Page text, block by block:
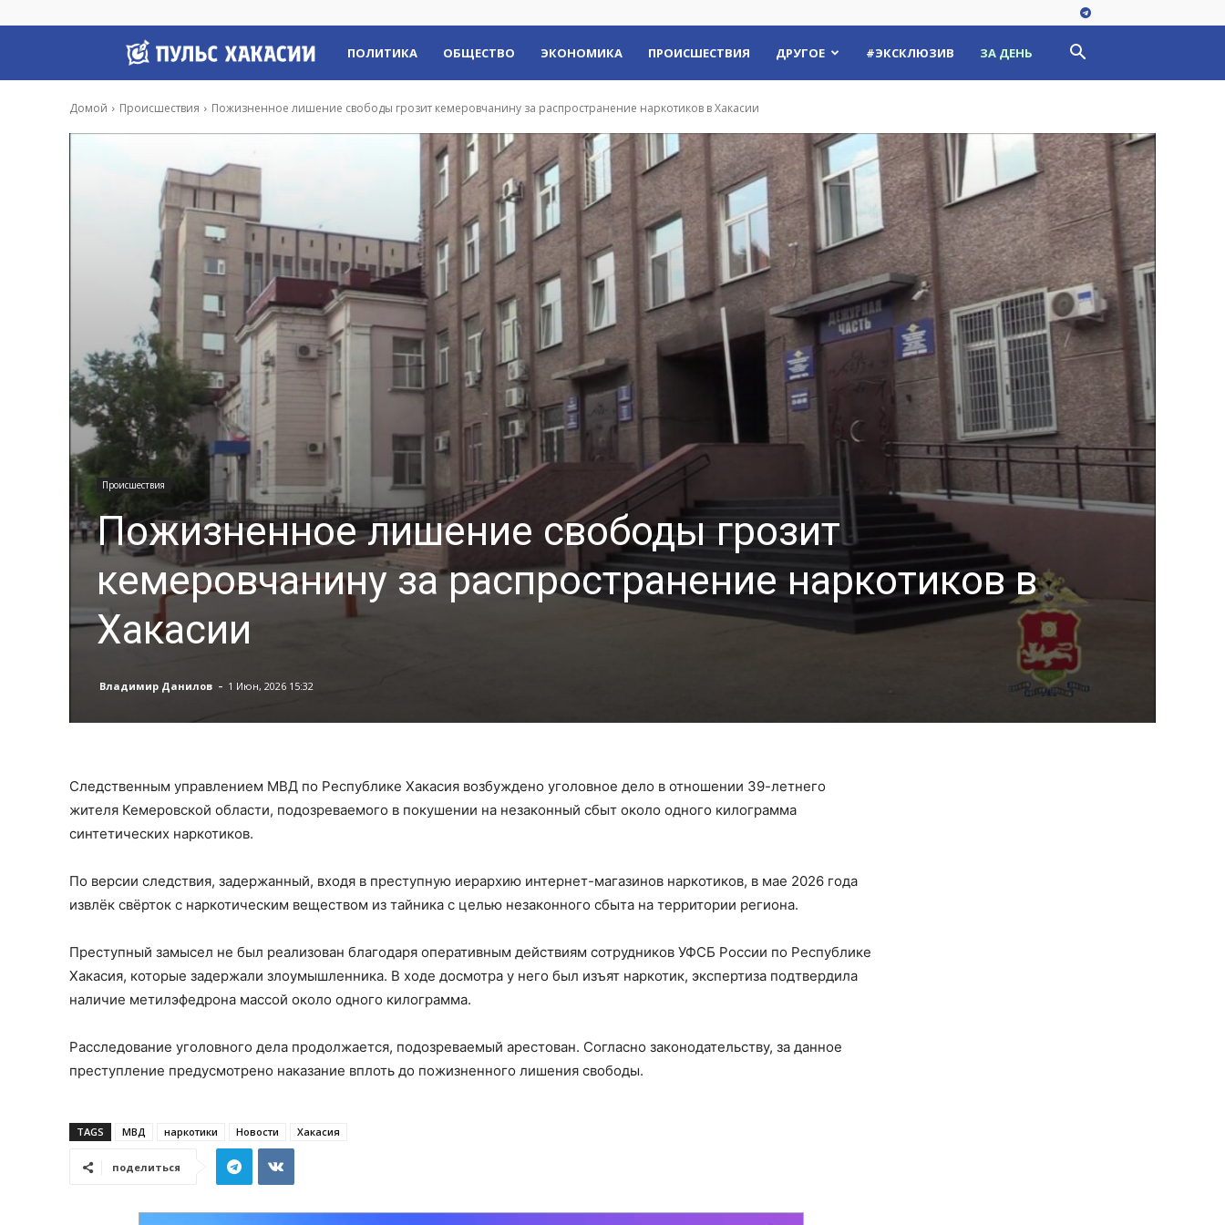
Пульс
Хакасии
ПОЛИТИКА ОБЩЕСТВО ЭКОНОМИКА ПРОИСШЕСТВИЯ ДРУГОЕ #ЭКСКЛЮЗИВ ЗА ДЕНЬ
Домой Происшествия Пожизненное лишение свободы грозит кемеровчанину за распространение наркотиков в Хакасии
Происшествия
Пожизненное лишение свободы грозит
кемеровчанину за распространение наркотиков в
Хакасии
Владимир Данилов - 1 Июн, 2026 15:32
Следственным управлением МВД по Республике Хакасия возбуждено уголовное дело в отношении 39-летнего
жителя Кемеровской области, подозреваемого в покушении на незаконный сбыт около одного килограмма
синтетических наркотиков.
По версии следствия, задержанный, входя в преступную иерархию интернет-магазинов наркотиков, в мае 2026 года
извлёк свёрток с наркотическим веществом из тайника с целью незаконного сбыта на территории региона.
Преступный замысел не был реализован благодаря оперативным действиям сотрудников УФСБ России по Республике
Хакасия, которые задержали злоумышленника. В ходе досмотра у него был изъят наркотик, экспертиза подтвердила
наличие метилэфедрона массой около одного килограмма.
Расследование уголовного дела продолжается, подозреваемый арестован. Согласно законодательству, за данное
преступление предусмотрено наказание вплоть до пожизненного лишения свободы.
TAGS МВД наркотики Новости Хакасия
поделиться